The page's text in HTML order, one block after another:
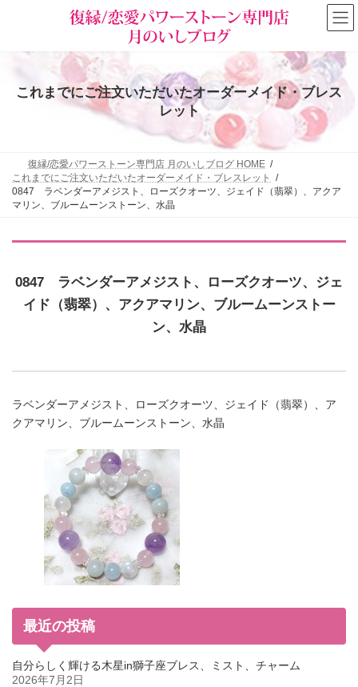
これまでにご注文いただいたオーダーメイド・ブレス
レット
復縁/恋愛パワーストーン専門店 月のいしブログ HOME
これまでにご注文いただいたオーダーメイド・ブレスレット
0847 ラベンダーアメジスト、ローズクオーツ、ジェイド（翡翠）、アクア
マリン、ブルームーンストーン、水晶
0847 ラベンダーアメジスト、ローズクオーツ、ジェ
イド（翡翠）、アクアマリン、ブルームーンストー
ン、水晶
ラベンダーアメジスト、ローズクオーツ、ジェイド（翡翠）、ア
クアマリン、ブルームーンストーン、水晶
最近の投稿
自分らしく輝ける木星in獅子座ブレス、ミスト、チャーム
2026年7月2日